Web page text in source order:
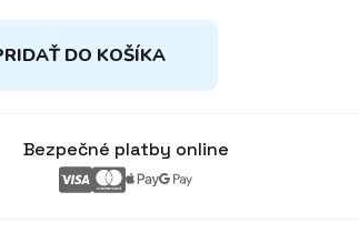
DO KOŠÍKA
Bezpečné platby online